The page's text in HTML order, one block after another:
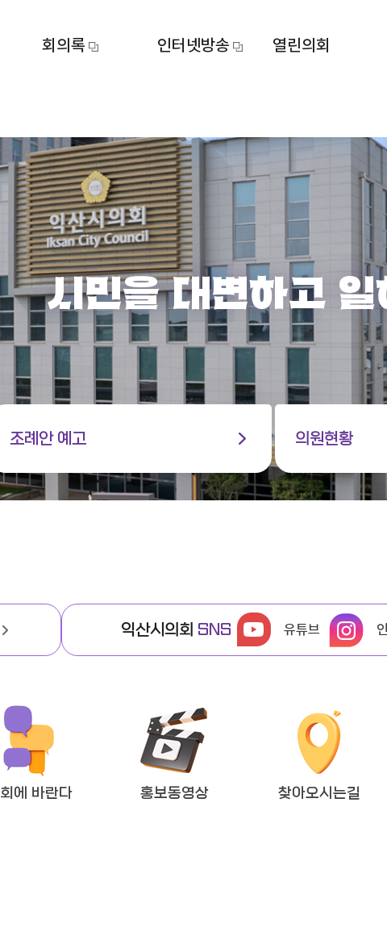
회의록 인터넷방송 열린의회
시민을 대변하고
조례안 예고 의원현황
익산시의회 SNS 유튜브
에 바란다 홍보동영상 찾아오시는길